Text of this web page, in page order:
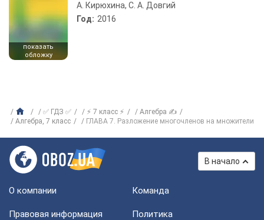
показать
обложку
А. Кирюхина, С. А. Довгий
Год: 2016
✅ ГДЗ ✅ ⚡ 7 класс ⚡
Алгебра ✍
Алгебра, 7 класс
ГЛАВА 7. Разложение многочленов на множители
В начало
О компании Команда
Правовая информация
Политика